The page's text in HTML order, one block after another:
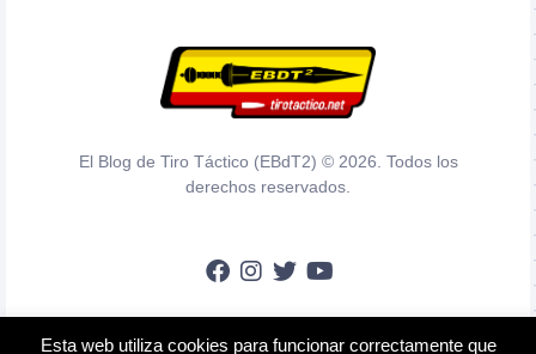
El Blog de Tiro Táctico (EBdT2) © 2026. Todos los
derechos reservados.
Esta web utiliza cookies para funcionar correctamente que